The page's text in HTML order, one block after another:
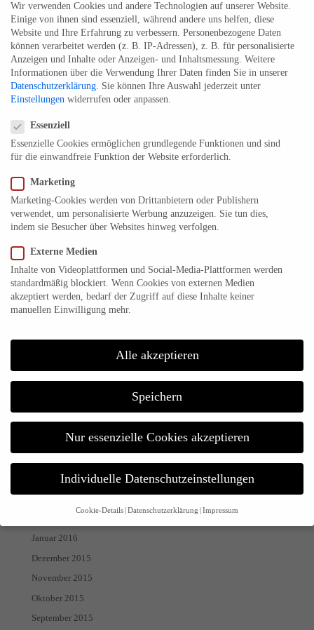
März 2018
Februar 2018
Januar 2018
Dezember 2017
November 2017
September 2017
August 2017
Juli 2017
Juni 2017
Mai 2017
März 2017
Februar 2017
Januar 2017
Dezember 2016
November 2016
Juni 2016
April 2016
März 2016
Januar 2016
Dezember 2015
November 2015
Oktober 2015
September 2015
Wir verwenden Cookies und andere Technologien auf unserer Website.
Einige von ihnen sind essenziell, während andere uns helfen, diese
Website und Ihre Erfahrung zu verbessern. Personenbezogene Daten
können verarbeitet werden (z. B. IP-Adressen), z. B. für personalisierte
Anzeigen und Inhalte oder Anzeigen- und Inhaltsmessung. Weitere
Informationen über die Verwendung Ihrer Daten finden Sie in unserer
Datenschutzerklärung. Sie können Ihre Auswahl jederzeit unter
Einstellungen widerrufen oder anpassen.
Essenziell
Essenzielle Cookies ermöglichen grundlegende Funktionen und sind
für die einwandfreie Funktion der Website erforderlich.
Marketing
Marketing-Cookies werden von Drittanbietern oder Publishern
verwendet, um personalisierte Werbung anzuzeigen. Sie tun dies,
indem sie Besucher über Websites hinweg verfolgen.
Externe Medien
Inhalte von Videoplattformen und Social-Media-Plattformen werden
standardmäßig blockiert. Wenn Cookies von externen Medien
akzeptiert werden, bedarf der Zugriff auf diese Inhalte keiner
manuellen Einwilligung mehr.
Alle akzeptieren
Speichern
Nur essenzielle Cookies akzeptieren
Individuelle Datenschutzeinstellungen
Cookie-Details Datenschutzerklärung Impressum
Datenschutzeinstellungen
Wenn Sie unter 16 Jahre alt sind und Ihre Zustimmung zu freiwilligen
Erlaubnis bitten.
Wir verwenden Cookies und andere Technologien auf unserer Website.
Einige von ihnen sind essenziell, während andere uns helfen, diese
Website und Ihre Erfahrung zu verbessern.